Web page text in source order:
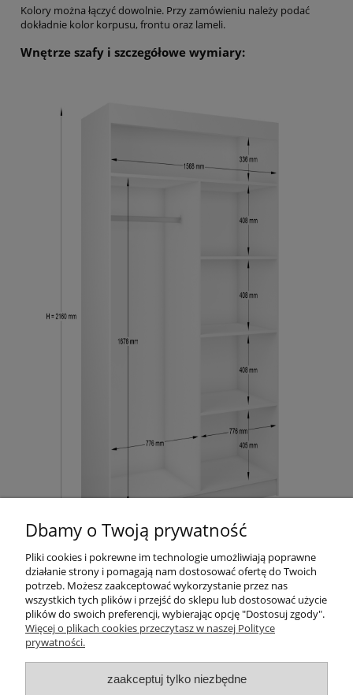
Kolory można łączyć dowolnie. Przy zamówieniu należy podać
dokładnie kolor korpusu, frontu oraz lameli.
Wnętrze szafy i szczegółowe wymiary:
Pomoc
Moje konto
Dbamy o Twoją prywatność
Pliki cookies i pokrewne im technologie umożliwiają poprawne
działanie strony i pomagają nam dostosować ofertę do Twoich
potrzeb. Możesz zaakceptować wykorzystanie przez nas
wszystkich tych plików i przejść do sklepu lub dostosować użycie
plików do swoich preferencji, wybierając opcję "Dostosuj zgody".
Więcej o plikach cookies przeczytasz w naszej Polityce
prywatności.
zaakceptuj tylko niezbędne